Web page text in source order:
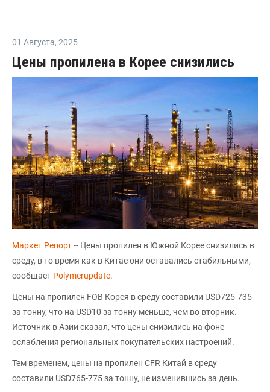
01 Августа, 2025
Цены пропилена в Корее снизились
Маркет Репорт-- Цены пропилен в Южной Корее снизились в
среду, в то время как в Китае они оставались стабильными,
сообщает Polymerupdate.
Цены на пропилен FOB Корея в среду составили USD725-735
за тонну, что на USD10 за тонну меньше, чем во вторник.
Источник в Азии сказал, что цены снизились на фоне
ослабления региональных покупательских настроений.
Тем временем, цены на пропилен CFR Китай в среду
составили USD765-775 за тонну, не изменившись за день.